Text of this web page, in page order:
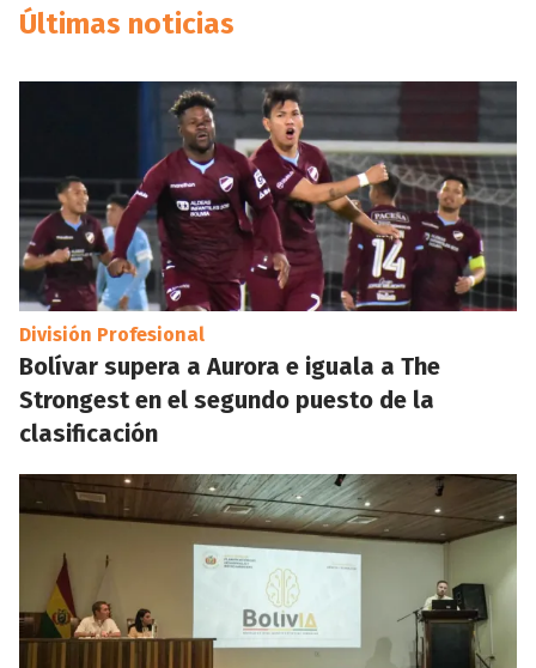
Últimas noticias
División Profesional
Bolívar supera a Aurora e iguala a The
Strongest en el segundo puesto de la
clasificación